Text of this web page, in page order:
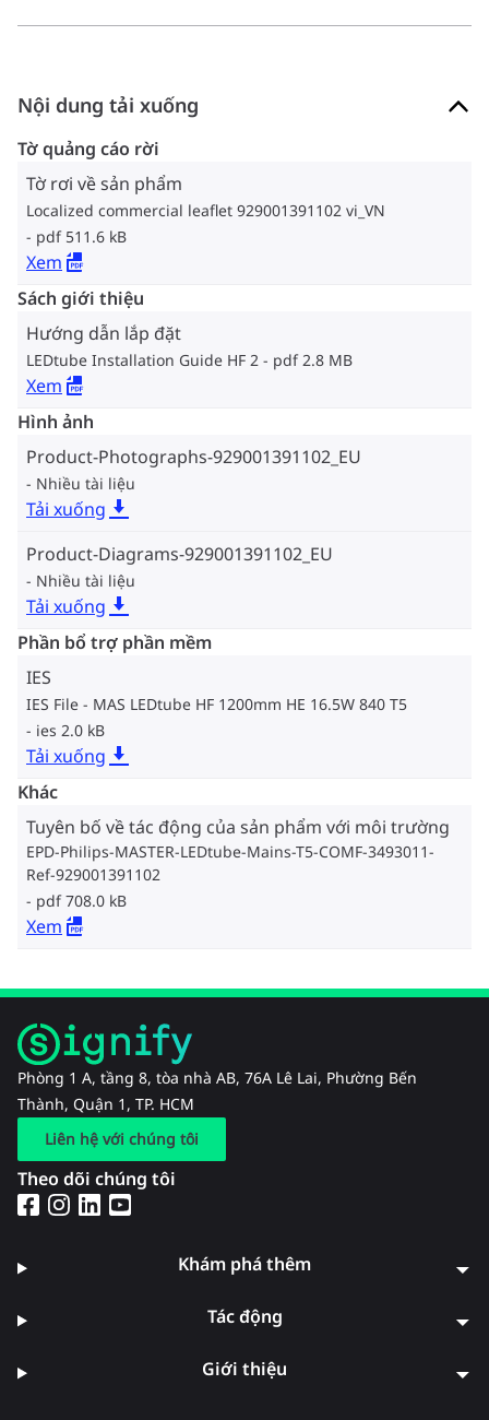
Nội dung tải xuống
Tờ quảng cáo rời
Tờ rơi về sản phẩm
Localized commercial leaflet 929001391102 vi_VN
pdf 511.6 kB
Xem
Sách giới thiệu
Hướng dẫn lắp đặt
LEDtube Installation Guide HF 2 pdf 2.8 MB
Xem
Hình ảnh
Product-Photographs-929001391102_EU
Nhiều tài liệu
Tải xuống
Product-Diagrams-929001391102_EU
Nhiều tài liệu
Tải xuống
Phần bổ trợ phần mềm
IES
IES File - MAS LEDtube HF 1200mm HE 16.5W 840 T5
ies 2.0 kB
Tải xuống
Khác
Tuyên bố về tác động của sản phẩm với môi trường
EPD-Philips-MASTER-LEDtube-Mains-T5-COMF-3493011-
Ref-929001391102
pdf 708.0 kB
Xem
Phòng 1 A, tầng 8, tòa nhà AB, 76A Lê Lai, Phường Bến
Thành, Quận 1, TP. HCM
Liên hệ với chúng tôi
Theo dõi chúng tôi
Khám phá thêm
Tác động
Giới thiệu